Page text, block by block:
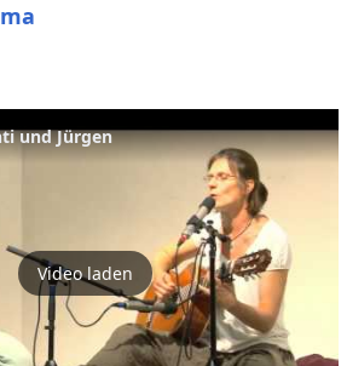
und Jürgen
Video laden